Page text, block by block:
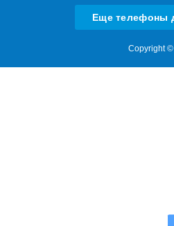
Еще телефоны
Copyright